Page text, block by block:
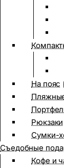
На пояс
Рюкзаки
Сумки-
Съедобные
Кофе и